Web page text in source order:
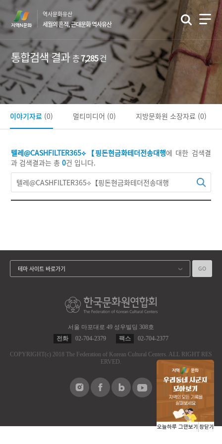
문
바
로
기
역사문화유산
세월의 흔적, 근대문화 역사유산
통합검색 결과총7,285건
텔레@CASHFILTER365⟡【핑돈현금화테더전송대행에 대한 검색결
과 검색결과는 총0건 입니다.
이야기자료 (0) 멀티미디어 (0) 지방문화원 소장자료 (0)
서울 마포대로 49 성우빌딩 308호
전화
02-704-2379 팩스 02-704-2377
COPYRIGHT(c) 2018 The Federation of Korean Cultural Centers. ALL RIGHT RES
ERVED.
테마 사이트 바로가기 GO
오늘하루 그만보기 창닫기